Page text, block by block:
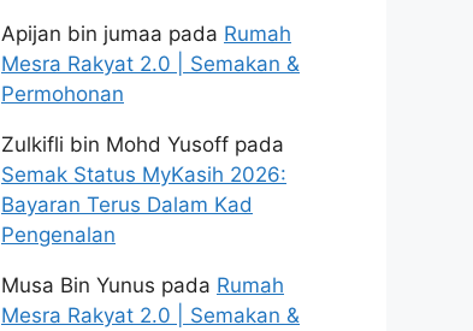
Apijan bin jumaa pada Rumah
Mesra Rakyat 2.0 | Semakan &
Permohonan
Zulkifli bin Mohd Yusoff pada
Semak Status MyKasih 2026:
Bayaran Terus Dalam Kad
Pengenalan
Musa Bin Yunus pada Rumah
Mesra Rakyat 2.0 | Semakan &